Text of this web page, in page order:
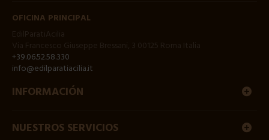
OFICINA PRINCIPAL
+39.06.52.58.330
info@edilparatiacilia.it
INFORMACIÓN
NUESTROS SERVICIOS